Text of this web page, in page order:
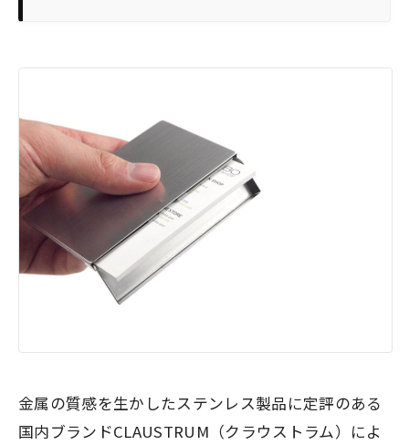
金属の質感を生かしたステンレス製品に定評のある
国内ブランドCLAUSTRUM（クラウストラム）によ